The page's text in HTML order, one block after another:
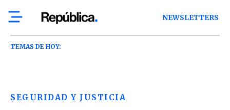
NEWSLETTERS
TEMAS DE HOY:
SEGURIDAD Y JUSTICIA